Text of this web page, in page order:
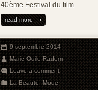
40ème Festi­val du film
read more
9 septembre 2014
Marie-Odile Radom
Leave a comment
La Beauté,Mode